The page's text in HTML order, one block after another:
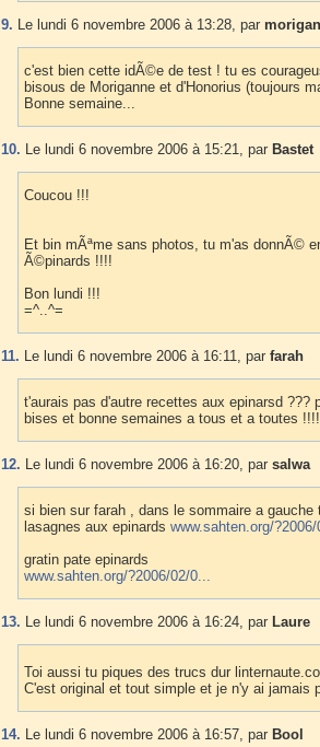
9. Le lundi 6 novembre 2006 à 13:28, par
c'est bien cette idÃ©e de test ! tu es
bisous de Moriganne et d'Honorius (toujours
Bonne semaine...
10. Le lundi 6 novembre 2006 à 15:21, par Bastet
Coucou !!!
Et bin mÃªme sans photos, tu m'as donnÃ©
Ã©pinards !!!!
Bon lundi !!!
=^..^=
11. Le lundi 6 novembre 2006 à 16:11, par farah
t'aurais pas d'autre recettes aux epinarsd
bises et bonne semaines a tous et a toutes !!!!
12. Le lundi 6 novembre 2006 à 16:20, par salwa
si bien sur farah , dans le sommaire a
lasagnes aux epinards www.sahten.org/?2006/
gratin pate epinards
www.sahten.org/?2006/02/0...
13. Le lundi 6 novembre 2006 à 16:24, par Laure
Toi aussi tu piques des trucs dur
C'est original et tout simple et je n'y ai jamais
14. Le lundi 6 novembre 2006 à 16:57, par Bool